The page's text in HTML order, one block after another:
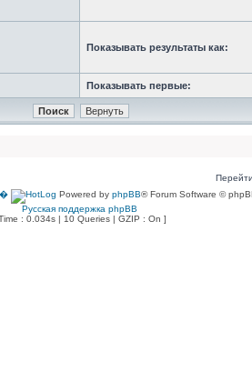
Показывать результаты как:
Показывать первые:
Powered by phpBB® Forum Software ©
Русская поддержка phpBB
: 0.034s | 10 Queries | GZIP : On ]